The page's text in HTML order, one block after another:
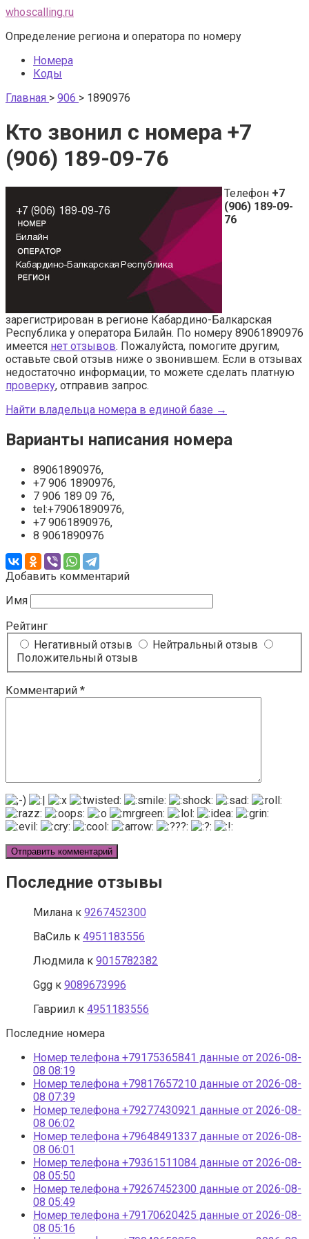
Перейти
контенту
whoscalling.ru
Определение региона и оператора по номеру
Номера
Коды
Главная > 906 > 1890976
Кто звонил с номера +7
(906) 189-09-76
Телефон +7
(906) 189-09-
76
зарегистрирован в регионе Кабардино-Балкарская
Республика у оператора Билайн. По номеру 89061890976
имеется нет отзывов. Пожалуйста, помогите другим,
оставьте свой отзыв ниже о звонившем. Если в отзывах
недостаточно информации, то можете сделать платную
проверку, отправив запрос.
Найти владельца номера в единой базе →
Варианты написания номера
89061890976,
+7 906 1890976,
7 906 189 09 76,
tel:+79061890976,
+7 9061890976,
8 9061890976
Добавить комментарий
Имя
Рейтинг
Негативный отзыв
Нейтральный отзыв
Положительный отзыв
Комментарий *
Последние отзывы
Милана к 9267452300
ВаСиль к 4951183556
Людмила к 9015782382
Ggg к 9089673996
Гавриил к 4951183556
Последние номера
Номер телефона +79175365841 данные от 2026-08-
08 08:19
Номер телефона +79817657210 данные от 2026-08-
08 07:39
Номер телефона +79277430921 данные от 2026-08-
08 06:02
Номер телефона +79648491337 данные от 2026-08-
08 06:01
Номер телефона +79361511084 данные от 2026-08-
08 05:50
Номер телефона +79267452300 данные от 2026-08-
08 05:49
Номер телефона +79170620425 данные от 2026-08-
08 05:16